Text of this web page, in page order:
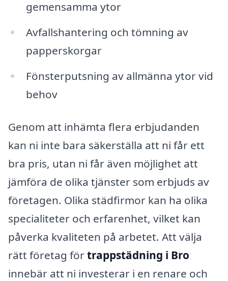
gemensamma ytor
Avfallshantering och tömning av
papperskorgar
Fönsterputsning av allmänna ytor vid
behov
Genom att inhämta flera erbjudanden
kan ni inte bara säkerställa att ni får ett
bra pris, utan ni får även möjlighet att
jämföra de olika tjänster som erbjuds av
företagen. Olika städfirmor kan ha olika
specialiteter och erfarenhet, vilket kan
påverka kvaliteten på arbetet. Att välja
rätt företag förtrappstädning i Bro
innebär att ni investerar i en renare och